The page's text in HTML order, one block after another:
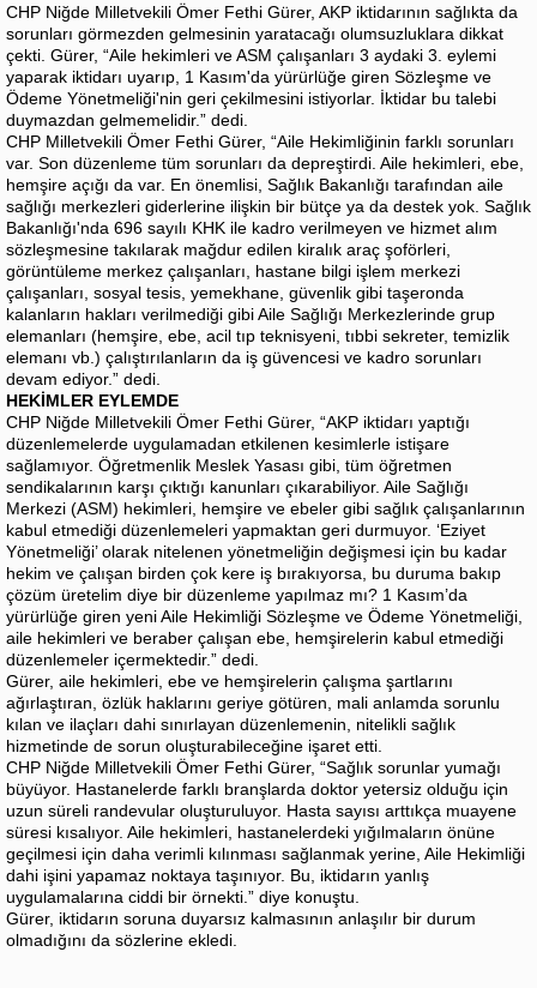
CHP Niğde Milletvekili Ömer Fethi Gürer, AKP iktidarının sağlıkta da
sorunları görmezden gelmesinin yaratacağı olumsuzluklara dikkat
çekti. Gürer, “Aile hekimleri ve ASM çalışanları 3 aydaki 3. eylemi
yaparak iktidarı uyarıp, 1 Kasım'da yürürlüğe giren Sözleşme ve
Ödeme Yönetmeliği'nin geri çekilmesini istiyorlar. İktidar bu talebi
duymazdan gelmemelidir.” dedi.
CHP Milletvekili Ömer Fethi Gürer, “Aile Hekimliğinin farklı sorunları
var. Son düzenleme tüm sorunları da depreştirdi. Aile hekimleri, ebe,
hemşire açığı da var. En önemlisi, Sağlık Bakanlığı tarafından aile
sağlığı merkezleri giderlerine ilişkin bir bütçe ya da destek yok. Sağlık
Bakanlığı'nda 696 sayılı KHK ile kadro verilmeyen ve hizmet alım
sözleşmesine takılarak mağdur edilen kiralık araç şoförleri,
görüntüleme merkez çalışanları, hastane bilgi işlem merkezi
çalışanları, sosyal tesis, yemekhane, güvenlik gibi taşeronda
kalanların hakları verilmediği gibi Aile Sağlığı Merkezlerinde grup
elemanları (hemşire, ebe, acil tıp teknisyeni, tıbbi sekreter, temizlik
elemanı vb.) çalıştırılanların da iş güvencesi ve kadro sorunları
devam ediyor.” dedi.
HEKİMLER EYLEMDE
CHP Niğde Milletvekili Ömer Fethi Gürer, “AKP iktidarı yaptığı
düzenlemelerde uygulamadan etkilenen kesimlerle istişare
sağlamıyor. Öğretmenlik Meslek Yasası gibi, tüm öğretmen
sendikalarının karşı çıktığı kanunları çıkarabiliyor. Aile Sağlığı
Merkezi (ASM) hekimleri, hemşire ve ebeler gibi sağlık çalışanlarının
kabul etmediği düzenlemeleri yapmaktan geri durmuyor. ‘Eziyet
Yönetmeliği’ olarak nitelenen yönetmeliğin değişmesi için bu kadar
hekim ve çalışan birden çok kere iş bırakıyorsa, bu duruma bakıp
çözüm üretelim diye bir düzenleme yapılmaz mı? 1 Kasım’da
yürürlüğe giren yeni Aile Hekimliği Sözleşme ve Ödeme Yönetmeliği,
aile hekimleri ve beraber çalışan ebe, hemşirelerin kabul etmediği
düzenlemeler içermektedir.” dedi.
Gürer, aile hekimleri, ebe ve hemşirelerin çalışma şartlarını
ağırlaştıran, özlük haklarını geriye götüren, mali anlamda sorunlu
kılan ve ilaçları dahi sınırlayan düzenlemenin, nitelikli sağlık
hizmetinde de sorun oluşturabileceğine işaret etti.
CHP Niğde Milletvekili Ömer Fethi Gürer, “Sağlık sorunlar yumağı
büyüyor. Hastanelerde farklı branşlarda doktor yetersiz olduğu için
uzun süreli randevular oluşturuluyor. Hasta sayısı arttıkça muayene
süresi kısalıyor. Aile hekimleri, hastanelerdeki yığılmaların önüne
geçilmesi için daha verimli kılınması sağlanmak yerine, Aile Hekimliği
dahi işini yapamaz noktaya taşınıyor. Bu, iktidarın yanlış
uygulamalarına ciddi bir örnekti.” diye konuştu.
Gürer, iktidarın soruna duyarsız kalmasının anlaşılır bir durum
olmadığını da sözlerine ekledi.